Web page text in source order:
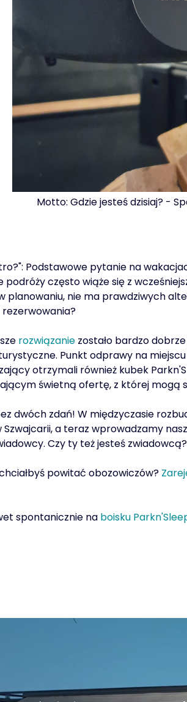
Motto: Gdzie jesteś dzisiaj? -
Podstawowe pytanie na
często wiąże się z
planowaniu, nie ma prawdziwych
rezerwowania?
rozwiązanie zostało bardzo
Punkt odprawy na miejscu
otrzymali również kubek
świetną ofertę, z której mogą
dwóch zdań! W międzyczasie
a teraz wprowadzamy
Czy ty też jesteś zwiadowcą?
powitać obozowiczów?
spontanicznie na boisku